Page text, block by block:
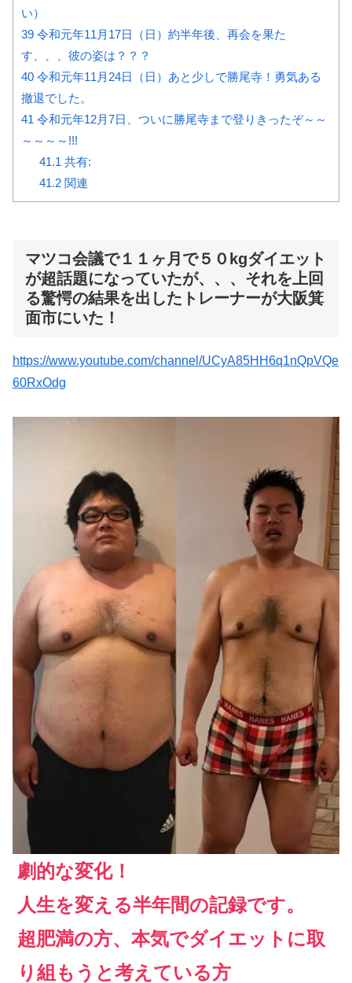
い）
39 令和元年11月17日（日）約半年後、再会を果た
す、、、彼の姿は？？？
40 令和元年11月24日（日）あと少しで勝尾寺！勇気ある
撤退でした。
41 令和元年12月7日、ついに勝尾寺まで登りきったぞ～～
～～～～!!!
41.1 共有:
41.2関連
マツコ会議で１１ヶ月で５０kgダイエット
が超話題になっていたが、、、それを上回
る驚愕の結果を出したトレーナーが大阪箕
面市にいた！
https://www.youtube.com/channel/UCyA85HH6q1nQpVQe
60RxOdg
劇的な変化！
人生を変える半年間の記録です。
超肥満の方、本気でダイエットに取
り組もうと考えている方